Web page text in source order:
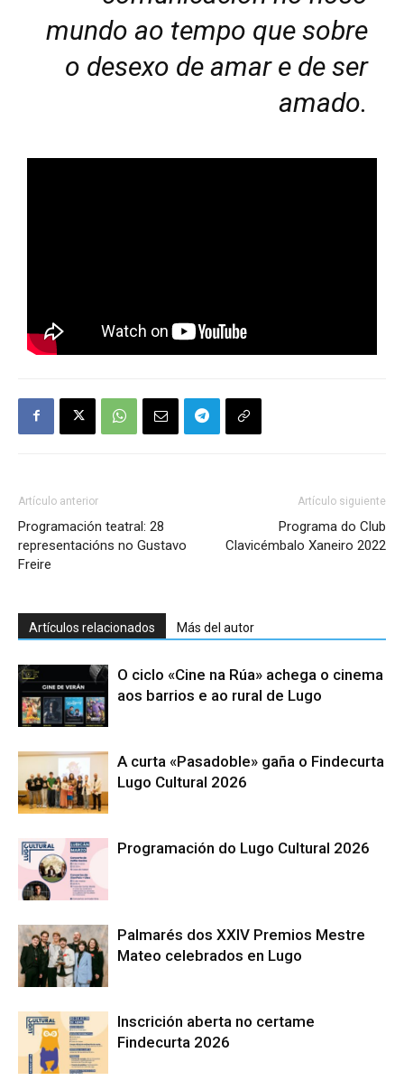
mundo ao tempo que sobre
o desexo de amar e de ser
amado.
Artículo anterior
Programación teatral: 28
representacións no Gustavo
Freire
Artículo siguiente
Programa do Club
Clavicémbalo Xaneiro 2022
Artículos relacionados Más del autor
O ciclo «Cine na Rúa» achega o cinema
aos barrios e ao rural de Lugo
A curta «Pasadoble» gaña o Findecurta
Lugo Cultural 2026
Programación do Lugo Cultural 2026
Palmarés dos XXIV Premios Mestre
Mateo celebrados en Lugo
Inscrición aberta no certame
Findecurta 2026